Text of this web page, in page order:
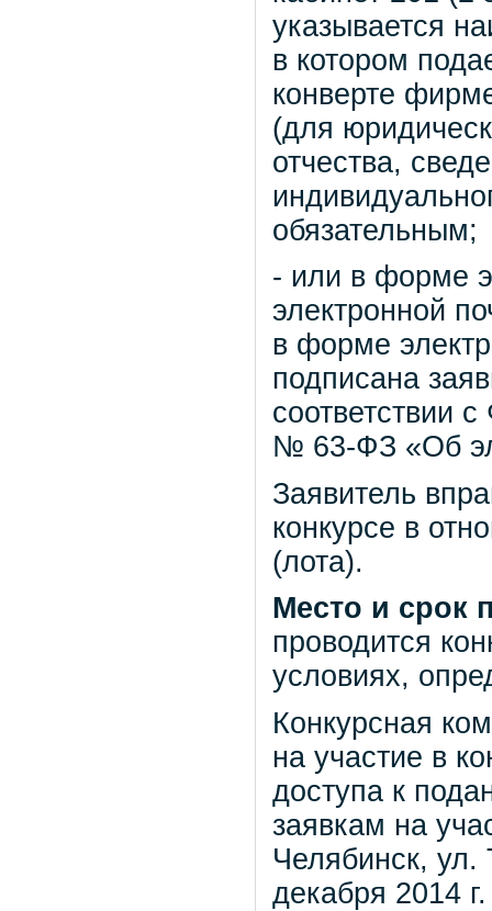
указывается
в котором
конверте
(для
отчества,
обязательным;
- или в форме
электронной
в форме
подписана
соответствии
№ 63-ФЗ «Об
Заявитель
конкурсе в
(лота).
Место и срок
проводится
условиях,
Конкурсная
на участие в
доступа к
заявкам на
Челябинск, ул.
декабря 2014